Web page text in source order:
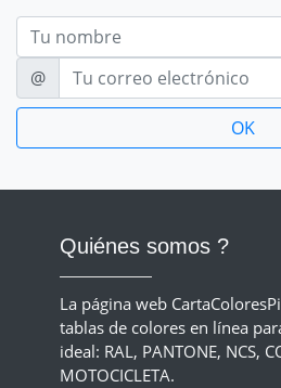
Nom
E-mail
@
Quiénes somos ?
La página web
tablas de colores en línea
ideal: RAL, PANTONE, NCS,
MOTOCICLETA.